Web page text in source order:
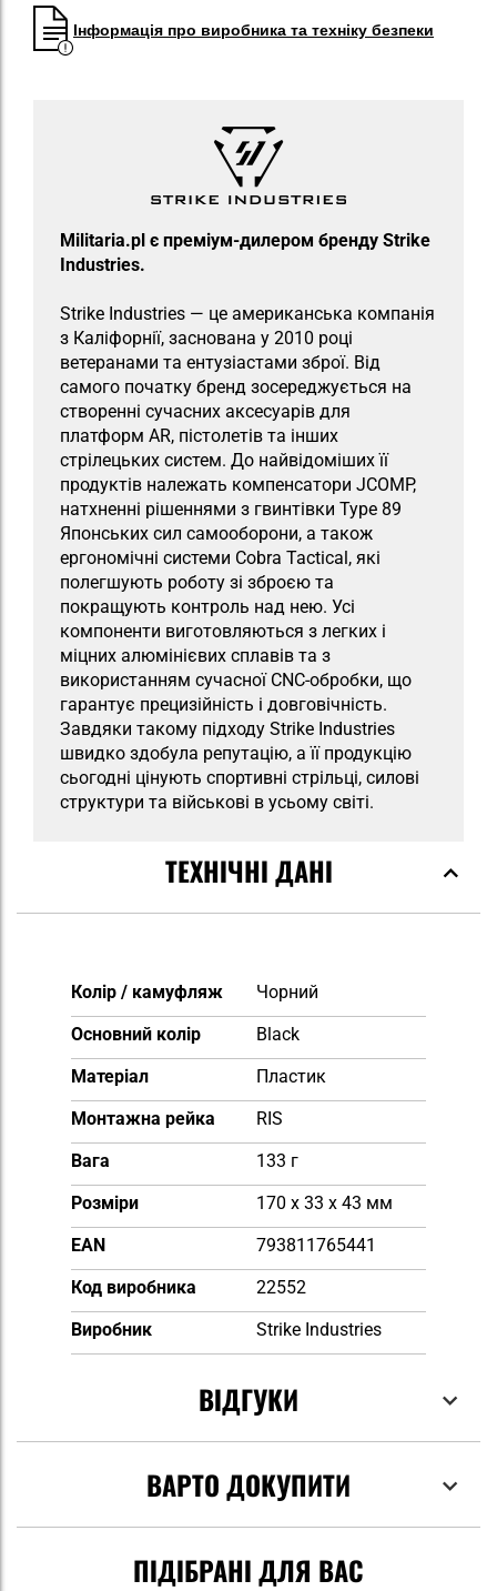
Інформація про виробника та техніку безпеки
Militaria.pl є преміум-дилером бренду Strike
Industries.
Strike Industries — це американська компанія
з Каліфорнії, заснована у 2010 році
ветеранами та ентузіастами зброї. Від
самого початку бренд зосереджується на
створенні сучасних аксесуарів для
платформ AR, пістолетів та інших
стрілецьких систем. До найвідоміших її
продуктів належать компенсатори JCOMP,
натхненні рішеннями з гвинтівки Type 89
Японських сил самооборони, а також
ергономічні системи Cobra Tactical, які
полегшують роботу зі зброєю та
покращують контроль над нею. Усі
компоненти виготовляються з легких і
міцних алюмінієвих сплавів та з
використанням сучасної CNC-обробки, що
гарантує прецизійність і довговічність.
Завдяки такому підходу Strike Industries
швидко здобула репутацію, а її продукцію
сьогодні цінують спортивні стрільці, силові
структури та військові в усьому світі.
ТЕХНІЧНІ ДАНІ
Докладніше
Колір / камуфляж
Чорний
Основний колір
Black
Матеріал
Пластик
Монтажна рейка
RIS
Вага
133 г
Розміри
170 x 33 x 43 мм
EAN
793811765441
Код виробника
22552
Виробник
Strike Industries
ВІДГУКИ
ВАРТО ДОКУПИТИ
ПІДІБРАНІ ДЛЯ ВАС